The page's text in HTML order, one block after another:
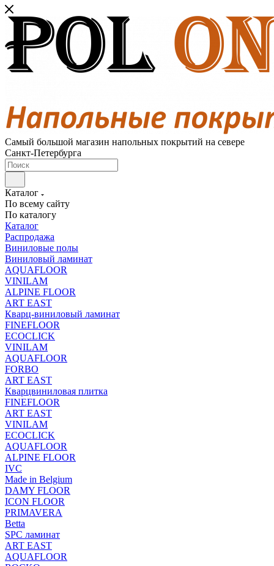
Самый большой магазин напольных покрытий на севере
Санкт-Петербурга
Каталог
По всему сайту
По каталогу
Каталог
Распродажа
Виниловые полы
Виниловый ламинат
AQUAFLOOR
VINILAM
ALPINE FLOOR
ART EAST
Кварц-виниловый ламинат
FINEFLOOR
ECOCLICK
VINILAM
AQUAFLOOR
FORBO
ART EAST
Кварцвиниловая плитка
FINEFLOOR
ART EAST
VINILAM
ECOCLICK
AQUAFLOOR
ALPINE FLOOR
IVC
Made in Belgium
DAMY FLOOR
ICON FLOOR
PRIMAVERA
Betta
SPC ламинат
ART EAST
AQUAFLOOR